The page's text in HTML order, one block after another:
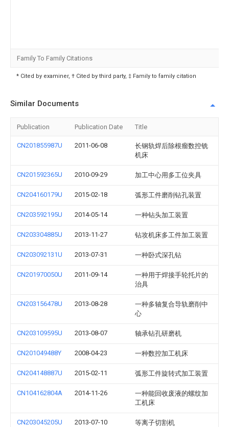
Family To Family Citations
* Cited by examiner, † Cited by third party, ‡ Family to family citation
Similar Documents
Publication Publication Date Title
CN201855987U 2011-06-08
长钢轨焊后除根瘤数控铣
机床
CN201592365U 2010-09-29 加工中心用多工位夹具
CN204160179U 2015-02-18 弧形工件磨削钻孔装置
CN203592195U 2014-05-14 一种钻头加工装置
CN203304885U 2013-11-27 钻攻机床多工件加工装置
CN203092131U 2013-07-31 一种卧式深孔钻
CN201970050U 2011-09-14
一种用于焊接手轮托片的
治具
CN203156478U 2013-08-28
一种多轴复合导轨磨削中
心
CN203109595U 2013-08-07 轴承钻孔研磨机
CN201049488Y 2008-04-23 一种数控加工机床
CN204148887U 2015-02-11 弧形工件旋转式加工装置
CN104162804A 2014-11-26
一种能回收废液的螺纹加
工机床
CN203045205U 2013-07-10 等离子切割机